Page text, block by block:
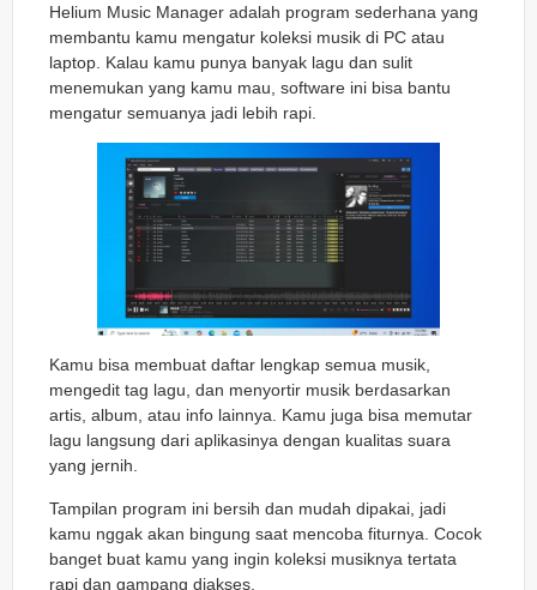
Helium Music Manager adalah program sederhana yang
membantu kamu mengatur koleksi musik di PC atau
laptop. Kalau kamu punya banyak lagu dan sulit
menemukan yang kamu mau, software ini bisa bantu
mengatur semuanya jadi lebih rapi.
Kamu bisa membuat daftar lengkap semua musik,
mengedit tag lagu, dan menyortir musik berdasarkan
artis, album, atau info lainnya. Kamu juga bisa memutar
lagu langsung dari aplikasinya dengan kualitas suara
yang jernih.
Tampilan program ini bersih dan mudah dipakai, jadi
kamu nggak akan bingung saat mencoba fiturnya. Cocok
banget buat kamu yang ingin koleksi musiknya tertata
rapi dan gampang diakses.